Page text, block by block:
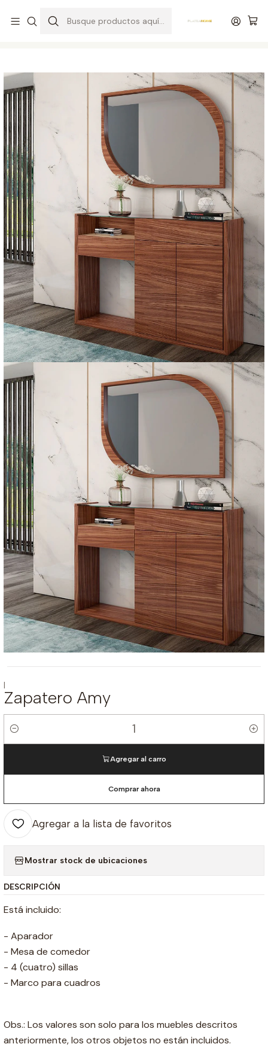
|
Zapatero Amy
Cantidad
Agregar al carro
Comprar ahora
Agregar a la lista de favoritos
Mostrar stock de ubicaciones
DESCRIPCIÓN
Está incluido:
- Aparador
- Mesa de comedor
- 4 (cuatro) sillas
- Marco para cuadros
Obs.: Los valores son solo para los muebles descritos
anteriormente, los otros objetos no están incluidos.